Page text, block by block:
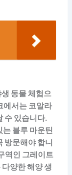
동물 체험으
에서는 코알라
수 있습니다.
블루 마운틴
방문해야 합니
역인 그레이트
양한 해양 생